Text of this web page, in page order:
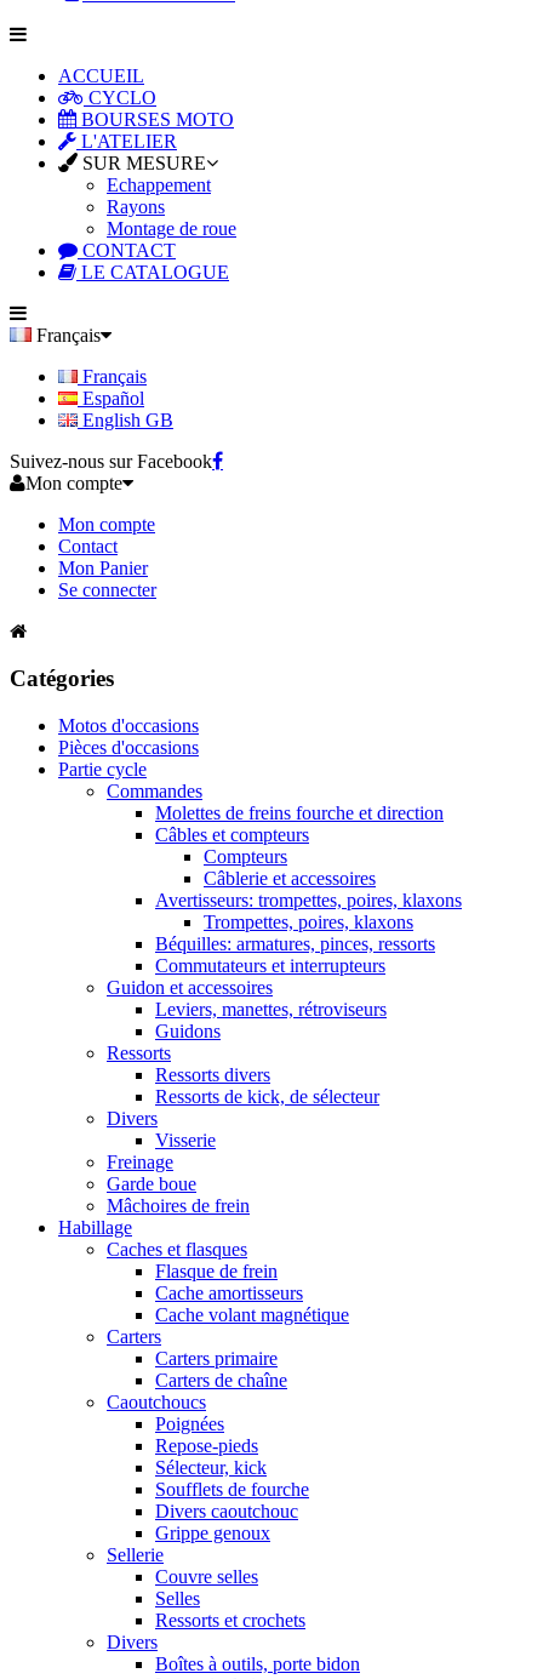
ACCUEIL
CYCLO
BOURSES MOTO
L'ATELIER
SUR MESURE
Echappement
Rayons
Montage de roue
CONTACT
LE CATALOGUE
Français
Français
Español
English GB
Suivez-nous sur Facebook
Mon compte
Mon compte
Contact
Mon Panier
Se connecter
Catégories
Motos d'occasions
Pièces d'occasions
Partie cycle
Commandes
Molettes de freins fourche et direction
Câbles et compteurs
Compteurs
Câblerie et accessoires
Avertisseurs: trompettes, poires, klaxons
Trompettes, poires, klaxons
Béquilles: armatures, pinces, ressorts
Commutateurs et interrupteurs
Guidon et accessoires
Leviers, manettes, rétroviseurs
Guidons
Ressorts
Ressorts divers
Ressorts de kick, de sélecteur
Divers
Visserie
Freinage
Garde boue
Mâchoires de frein
Habillage
Caches et flasques
Flasque de frein
Cache amortisseurs
Cache volant magnétique
Carters
Carters primaire
Carters de chaîne
Caoutchoucs
Poignées
Repose-pieds
Sélecteur, kick
Soufflets de fourche
Divers caoutchouc
Grippe genoux
Sellerie
Couvre selles
Selles
Ressorts et crochets
Divers
Boîtes à outils, porte bidon